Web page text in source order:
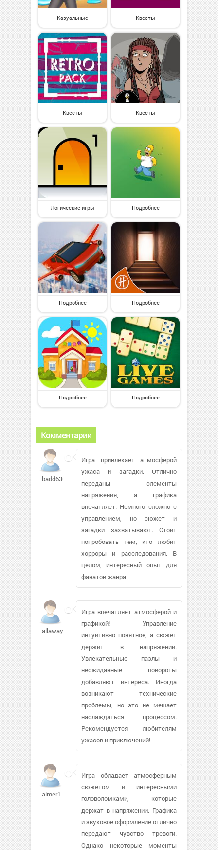
Казуальные Квесты
Квесты Квесты
Логические игры Подробнее
Подробнее Подробнее
Подробнее Подробнее
Комментарии
badd636443
Игра привлекает атмосферой
ужаса и загадки. Отлично
переданы элементы
напряжения, а графика
впечатляет. Немного сложно с
управлением, но сюжет и
загадки захватывают. Стоит
попробовать тем, кто любит
хорроры и расследования. В
целом, интересный опыт для
фанатов жанра!
allaway4212
Игра впечатляет атмосферой и
графикой! Управление
интуитивно понятное, а сюжет
держит в напряжении.
Увлекательные пазлы и
неожиданные повороты
добавляют интереса. Иногда
возникают технические
проблемы, но это не мешает
наслаждаться процессом.
Рекомендуется любителям
ужасов и приключений!
almer1
Игра обладает атмосферным
сюжетом и интересными
головоломками, которые
держат в напряжении. Графика
и звуковое оформление отлично
передают чувство тревоги.
Однако некоторые моменты